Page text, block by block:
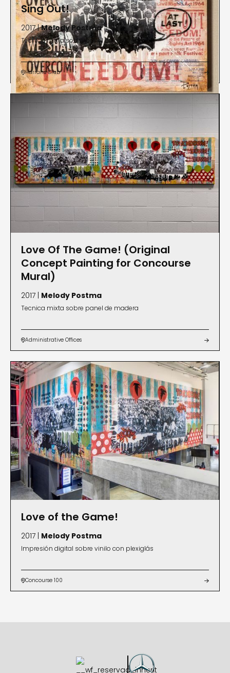
Sing Out!
2017 |Melody Postma
Tecnica mixta sobre panel de madera
Harrah's Club 
Love Of The Game! (Original
Concept Painting for Concourse
Mural)
2017 | Melody Postma
Tecnica mixta sobre panel de madera
Administrative Offices 
Love of the Game!
2017 | Melody Postma
Impresión digital sobre vinilo con plexiglás
Concourse 100 